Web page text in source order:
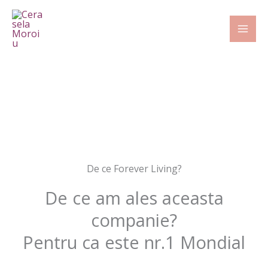
Skip
content
De ce Forever Living?
De ce am ales aceasta
companie?
Pentru ca este nr.1 Mondial